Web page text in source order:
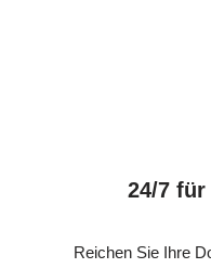
24/7
Reichen Sie Ihre